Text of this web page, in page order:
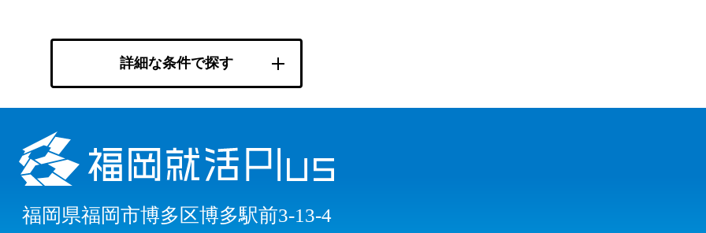
詳細な条件で探す
福岡県福岡市博多区博多駅前3-13-4